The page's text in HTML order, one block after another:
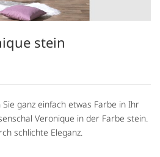
stein
ganz einfach etwas Farbe in Ihr
Veronique in der Farbe stein.
schlichte Eleganz.